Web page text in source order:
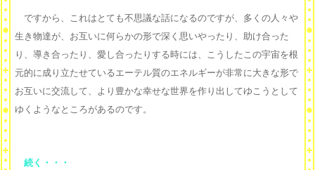
ですから、これはとても不思議な話になるのですが、多くの人々や
生き物達が、お互いに何らかの形で深く思いやったり、助け合った
り、導き合ったり、愛し合ったりする時には、こうしたこの宇宙を根
元的に成り立たせているエーテル質のエネルギーが非常に大きな形で
お互いに交流して、より豊かな幸せな世界を作り出してゆこうとして
ゆくようなところがあるのです。
続く・・・